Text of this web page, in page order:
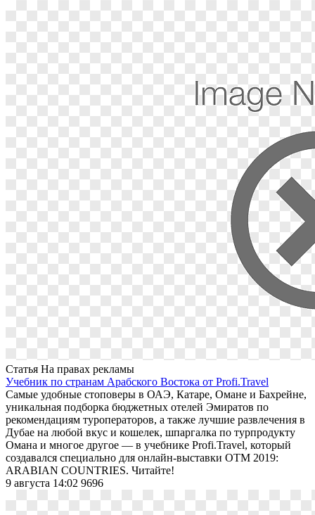
Статья На правах рекламы
Учебник по странам Арабского Востока от Profi.Travel
Самые удобные стоповеры в ОАЭ, Катаре, Омане и Бахрейне,
уникальная подборка бюджетных отелей Эмиратов по
рекомендациям туроператоров, а также лучшие развлечения в
Дубае на любой вкус и кошелек, шпаргалка по турпродукту
Омана и многое другое — в учебнике Profi.Travel, который
создавался специально для онлайн-выставки OTM 2019:
ARABIAN COUNTRIES. Читайте!
9 августа 14:02 9696